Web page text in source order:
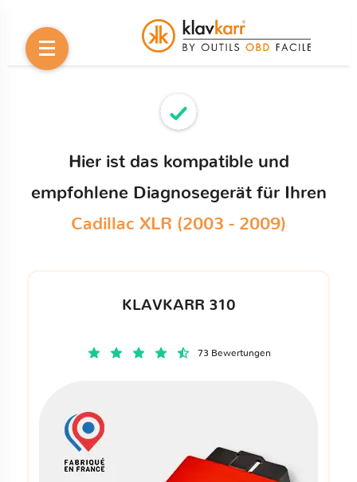
Hier ist das kompatible und
empfohlene Diagnosegerät für Ihren
Cadillac XLR (2003 - 2009)
KLAVKARR 310
73 Bewertungen